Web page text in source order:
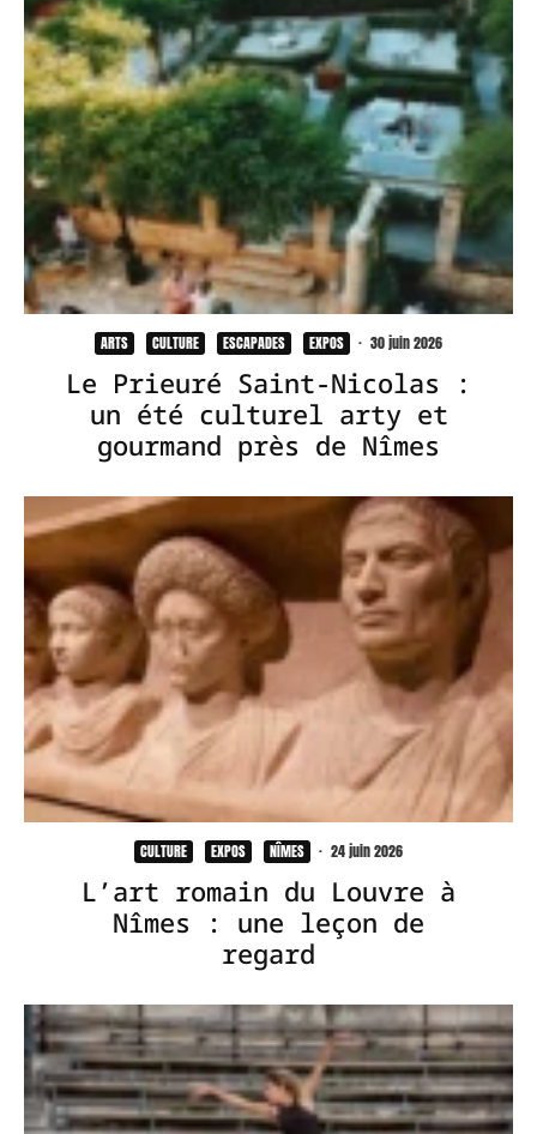
ARTS CULTURE ESCAPADES EXPOS · 30 juin 2026
Le Prieuré Saint-Nicolas :
un été culturel arty et
gourmand près de Nîmes
CULTURE EXPOS NÎMES · 24 juin 2026
L’art romain du Louvre à
Nîmes : une leçon de
regard